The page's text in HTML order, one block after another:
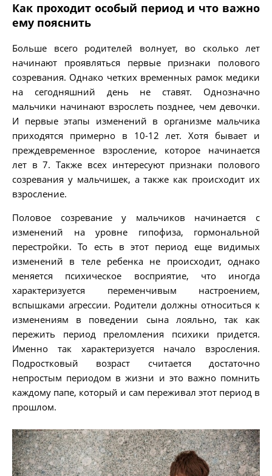
Как проходит особый период и что важно
ему пояснить
Больше всего родителей волнует, во сколько лет
начинают проявляться первые признаки полового
созревания. Однако четких временных рамок медики
на сегодняшний день не ставят. Однозначно
мальчики начинают взрослеть позднее, чем девочки.
И первые этапы изменений в организме мальчика
приходятся примерно в 10-12 лет. Хотя бывает и
преждевременное взросление, которое начинается
лет в 7. Также всех интересуют признаки полового
созревания у мальчишек, а также как происходит их
взросление.
Половое созревание у мальчиков начинается с
изменений на уровне гипофиза, гормональной
перестройки. То есть в этот период еще видимых
изменений в теле ребенка не происходит, однако
меняется психическое восприятие, что иногда
характеризуется переменчивым настроением,
вспышками агрессии. Родители должны относиться к
изменениям в поведении сына лояльно, так как
пережить период преломления психики придется.
Именно так характеризуется начало взросления.
Подростковый возраст считается достаточно
непростым периодом в жизни и это важно помнить
каждому папе, который и сам переживал этот период в
прошлом.